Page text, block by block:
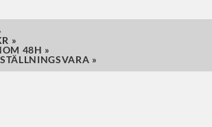
»
48H »
»